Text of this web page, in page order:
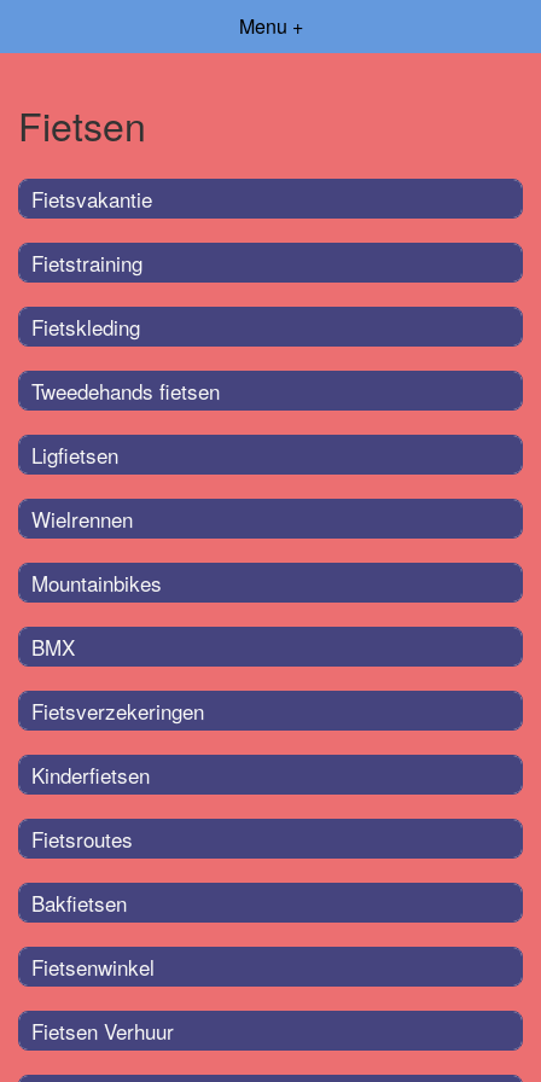
Menu +
Fietsen
Fietsvakantie
Fietstraining
Fietskleding
Tweedehands fietsen
Ligfietsen
Wielrennen
Mountainbikes
BMX
Fietsverzekeringen
Kinderfietsen
Fietsroutes
Bakfietsen
Fietsenwinkel
Fietsen Verhuur